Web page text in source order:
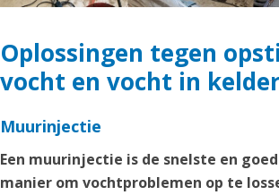
Oplossingen tegen
vocht en vocht in
Muurinjectie
Een muurinjectie is de snelste en
manier om vochtproblemen op te